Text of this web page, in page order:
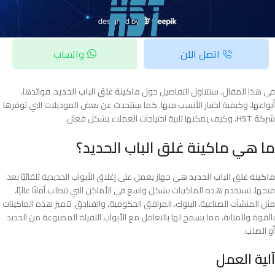
اتصل الآن واتساب
في هذا المقال، سنتناول التفاصيل حولماكينة غلق الباب الحديد، فوائدها،
أنواعها، وكيفية اختيار الأنسب منها. كما سنتحدث عن بعض الموديلات التي توفرها
شركة HST
، وكيف يمكنها تلبية احتياجات العملاء بشكل فعال.
ما هي ماكينة غلق الباب الحديد؟
ماكينة غلق الباب الحديدهي جهاز يعمل على إغلاق الأبواب الحديدية تلقائيًا بعد
فتحها. تستخدم هذه الماكينات بشكل واسع في الأماكن التي تتطلب أمانًا عاليًا،
مثل المنشآت الصناعية، البنوك، المرافق الحكومية، والفنادق. تتميز هذه الماكينات
بالقوة والمتانة، مما يسمح لها بالتعامل مع الأبواب الثقيلة المصنوعة من الحديد
أو الصلب.
آلية العمل